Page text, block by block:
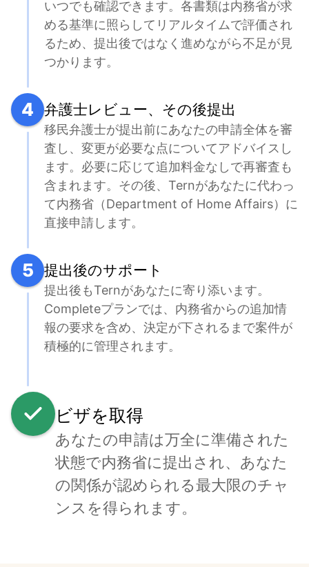
いつでも確認できます。各書類は内務省が求
める基準に照らしてリアルタイムで評価され
るため、提出後ではなく進めながら不足が見
つかります。
4 弁護士レビュー、その後提出
移民弁護士が提出前にあなたの申請全体を審
査し、変更が必要な点についてアドバイスし
ます。必要に応じて追加料金なしで再審査も
含まれます。その後、Ternがあなたに代わっ
て内務省（Department of Home Affairs）に
直接申請します。
5 提出後のサポート
提出後もTernがあなたに寄り添います。
Completeプランでは、内務省からの追加情
報の要求を含め、決定が下されるまで案件が
積極的に管理されます。
ビザを取得
あなたの申請は万全に準備された
状態で内務省に提出され、あなた
の関係が認められる最大限のチャ
ンスを得られます。